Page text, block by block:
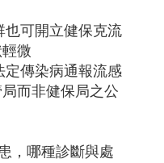
也可開立健保克流
微
定傳染病通報流感
而非健保局之公
，哪種診斷與處